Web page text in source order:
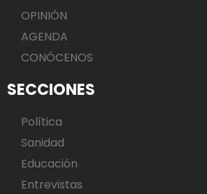
OPINIÓN
AGENDA
CONÓCENOS
SECCIONES
Política
Sanidad
Educación
Entrevistas